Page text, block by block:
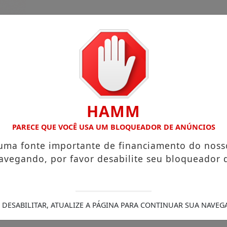
da Coxinha”, que viralizou com frase
A partir desta segunda-feira (27), pacientes que
Alegre Policial da 6ª CIPM é velado em Faxinal
com suspeita de traumatismo craniano
Cesar
morreu atropelado ao socorrer vítimas de acidente, em
60 anos no domingo, 16 de agosto, em Jardim Alegre
HAMM
PARECE QUE VOCÊ USA UM BLOQUEADOR DE ANÚNCIOS
fonte importante de financiamento do
por favor desabilite seu bloqueador
DESABILITAR, ATUALIZE A PÁGINA PARA CONTINUAR SUA